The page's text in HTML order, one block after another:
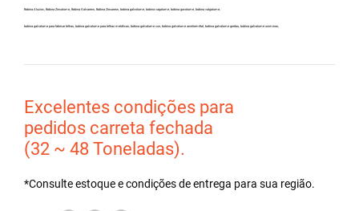
Bobina Aluzinc, Bobina Zincalume, Bobina Galvanew, Bobina Zincanew, bobina galvolume, bobina vagalume, bobina gavolume, bobina valgalume,
bobina galvalume para fabricar telhas, bobina galvalume para telhas metálicas, bobina galvalume csn, bobina galvalume arcelormittal, bobina galvalume gerdau, bobina galvalume usiminas,
Excelentes condições para
pedidos carreta fechada
(32 ~ 48 Toneladas).
*Consulte estoque e condições de entrega para sua região.